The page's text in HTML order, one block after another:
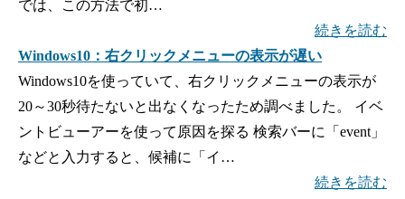
では、この方法で初…
続きを読む
Windows10：右クリックメニューの表示が遅い
Windows10を使っていて、右クリックメニューの表示が
20～30秒待たないと出なくなったため調べました。 イベ
ントビューアーを使って原因を探る 検索バーに「event」
などと入力すると、候補に「イ…
続きを読む